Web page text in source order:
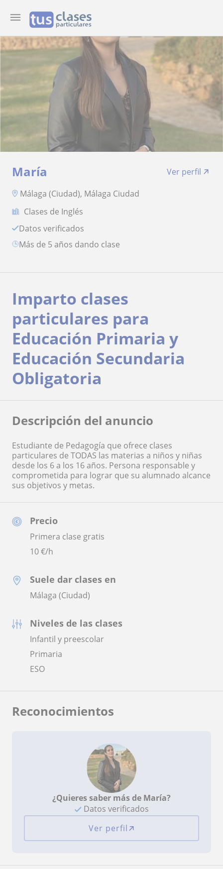
María
Ver perfil
Málaga (Ciudad), Málaga Ciudad
Clases de Inglés
Datos verificados
más de 5 años dando clase
Precio
Primera clase gratis
10€/h
Suele dar clases en
Málaga (Ciudad)
Niveles de las clases
Infantil y preescolar
Primaria
ESO
Imparto clases
particulares para
Educación Primaria y
Educación Secundaria
Obligatoria
Descripción del anuncio
Estudiante de Pedagogía que ofrece clases
particulares de TODAS las materias a niños y niñas
desde los 6 a los 16 años. Persona responsable y
comprometida para lograr que su alumnado alcance
sus objetivos y metas.
Reconocimientos
¿Quieres saber más de María?
Datos verificados
Ver perfil